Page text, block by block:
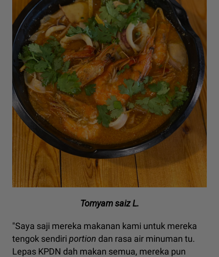
Tomyam saiz L.
"Saya saji mereka makanan kami untuk mereka
tengok sendiri portion dan rasa air minuman tu.
Lepas KPDN dah makan semua, mereka pun